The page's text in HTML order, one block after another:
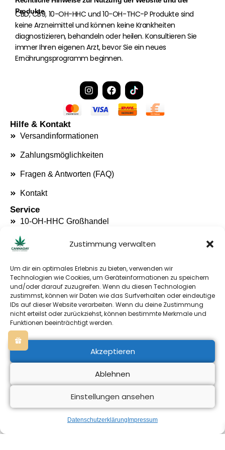
Zustimmung verwalten
Um dir ein optimales Erlebnis zu bieten, verwenden wir
Technologien wie Cookies, um Geräteinformationen zu speichern
und/oder darauf zuzugreifen. Wenn du diesen Technologien
zustimmst, können wir Daten wie das Surfverhalten oder eindeutige
IDs auf dieser Website verarbeiten. Wenn du deine Zustimmung
nicht erteilst oder zurückziehst, können bestimmte Merkmale und
Funktionen beeinträchtigt werden.
Akzeptieren
Ablehnen
Einstellungen ansehen
Datenschutzerklärung Impressum
Produkte
CBD, CB9, 10-OH-HHC und 10-OH-THC-P Produkte sind
keine Arzneimittel und können keine Krankheiten
diagnostizieren, behandeln oder heilen. Konsultieren Sie
immer Ihren eigenen Arzt, bevor Sie ein neues
Ernährungsprogramm beginnen.
I
n
r
m
F
a
Hilfe & Kontakt
Versandinformationen
Zahlungsmöglichkeiten
Fragen & Antworten (FAQ)
Kontakt
Service
10-OH-HHC Großhandel
Als Händler registrieren
Kontaktieren Sie uns
Montag – Freitag
09:30 Uhr – 16:30 Uhr
Samstag – Sonntag – Geschlossen
Telefon:. +49 (0) 2404 9220499
Whatsapp:. +49 (0) 2404 9220499
WiderrufsrechtImpressumCookieeinstellungen
Copyright © All Right Reserved Adam Essential 2025